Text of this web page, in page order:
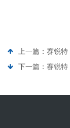
上一篇： 赛锐特
下一篇： 赛锐特